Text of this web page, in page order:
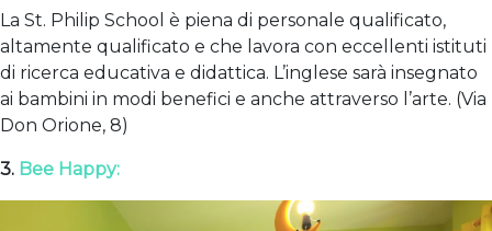
La St. Philip School è piena di personale qualificato,
altamente qualificato e che lavora con eccellenti istituti
di ricerca educativa e didattica. L’inglese sarà insegnato
ai bambini in modi benefici e anche attraverso l’arte. (Via
Don Orione, 8)
3. Bee Happy: